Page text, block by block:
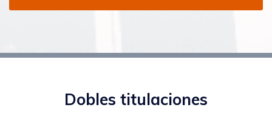
Dobles titulaciones